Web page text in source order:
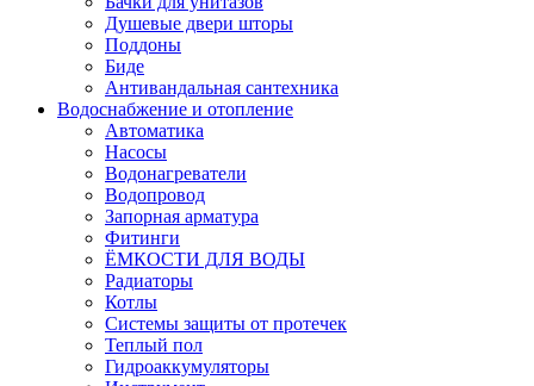
Душевые двери шторы
Поддоны
Биде
Антивандальная сантехника
Водоснабжение и отопление
Автоматика
Насосы
Водонагреватели
Водопровод
Запорная арматура
Фитинги
ЁМКОСТИ ДЛЯ ВОДЫ
Радиаторы
Котлы
Системы защиты от протечек
Теплый пол
Гидроаккумуляторы